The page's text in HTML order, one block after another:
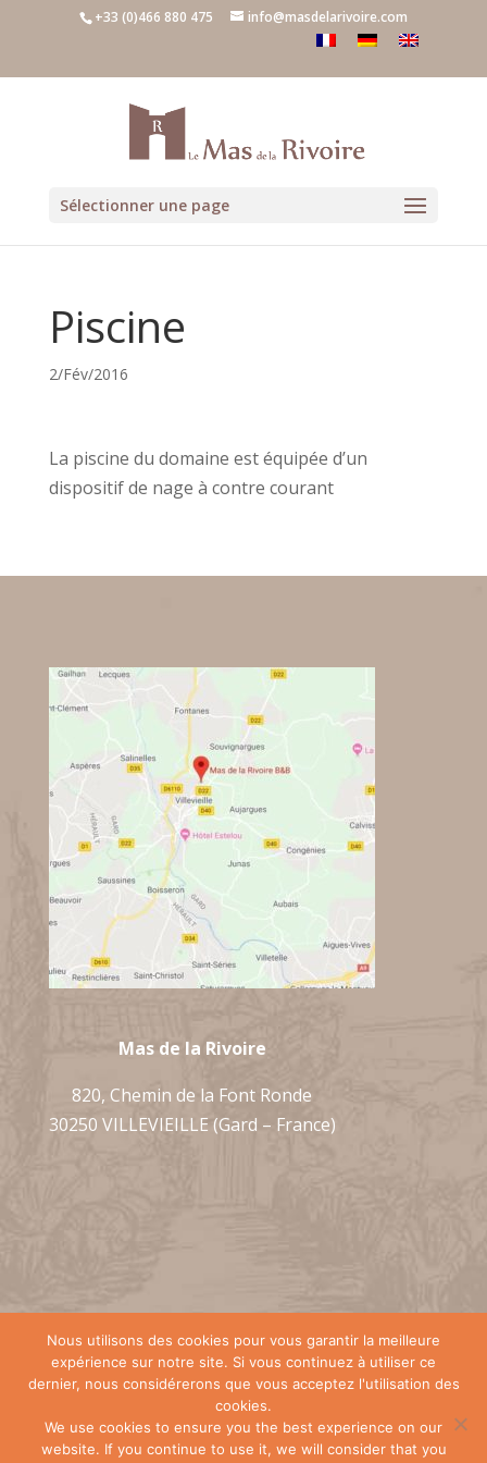
+33 (0)466 880 475 info@masdelarivoire.com
Sélectionner une page
Piscine
2/Fév/2016
La piscine du domaine est équipée d’un
dispositif de nage à contre courant
Mas de la Rivoire
820, Chemin de la Font Ronde
30250 VILLEVIEILLE (Gard – France)
Création de sites internet à Sommières :
Index LD
WordPress-Mentions légales
Politique de confidentialité
Nous utilisons des cookies pour vous garantir la meilleure
expérience sur notre site. Si vous continuez à utiliser ce
dernier, nous considérerons que vous acceptez l'utilisation des
cookies.
We use cookies to ensure you the best experience on our
website. If you continue to use it, we will consider that you